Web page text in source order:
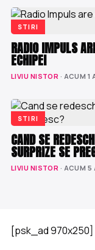
STIRI
RADIO IMPULS
ECHIPEI
LIVIU NISTOR · ACUM 1
STIRI
CAND SE
SURPRIZE SE
LIVIU NISTOR · ACUM 5
[psk_ad 970x250]